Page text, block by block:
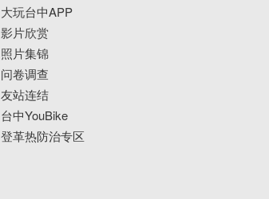
大玩台中APP
影片欣赏
照片集锦
问卷调查
友站连结
台中YouBike
登革热防治专区